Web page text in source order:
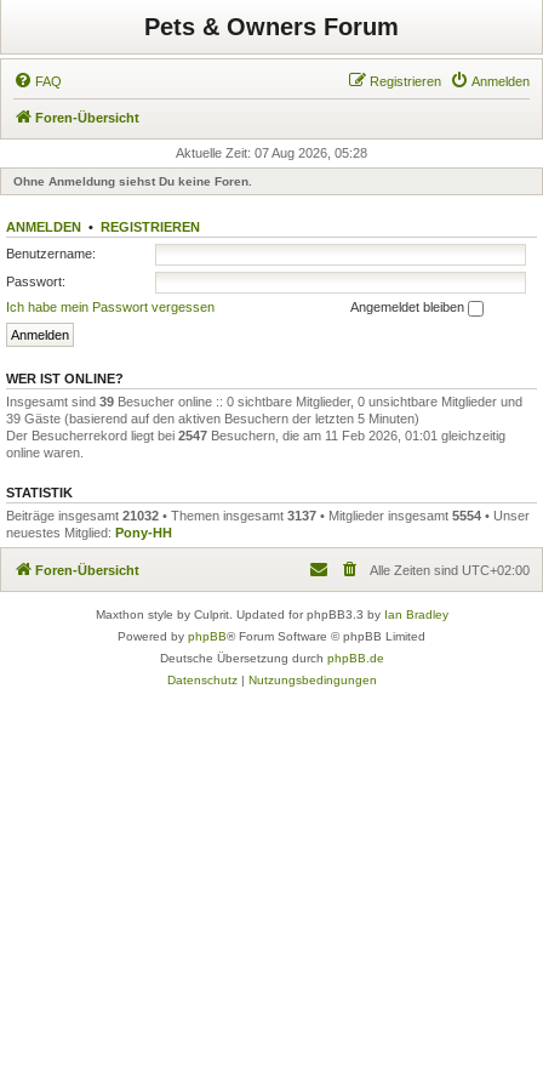
Pets & Owners Forum
FAQ Anmelden
Registrieren
Foren-Übersicht
Aktuelle Zeit: 07 Aug 2026, 05:28
Ohne Anmeldung siehst Du keine Foren.
ANMELDEN • REGISTRIEREN
Benutzername:
Passwort:
Ich habe mein Passwort vergessen
Angemeldet bleiben
WER IST ONLINE?
Insgesamt sind 39 Besucher online :: 0 sichtbare Mitglieder, 0 unsichtbare Mitglieder und
39 Gäste (basierend auf den aktiven Besuchern der letzten 5 Minuten)
Der Besucherrekord liegt bei 2547 Besuchern, die am 11 Feb 2026, 01:01 gleichzeitig
online waren.
STATISTIK
Beiträge insgesamt 21032 • Themen insgesamt 3137 • Mitglieder insgesamt 5554 • Unser
neuestes Mitglied: Pony-HH
Foren-Übersicht Alle Zeiten sind UTC+02:00
Maxthon style by Culprit. Updated for phpBB3.3 by Ian Bradley
Powered by phpBB® Forum Software © phpBB Limited
Deutsche Übersetzung durch phpBB.de
Datenschutz| Nutzungsbedingungen